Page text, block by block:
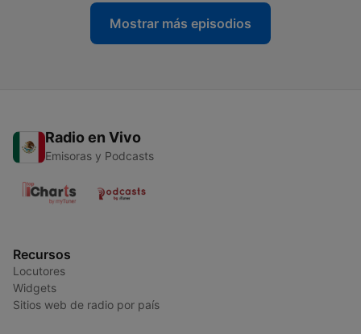
Mostrar más episodios
Radio en Vivo
Emisoras y Podcasts
Recursos
Locutores
Widgets
Sitios web de radio por país